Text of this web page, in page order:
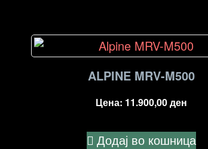
ALPINE MRV-M500
Цена: 11.900,00ден
Додај во кошница